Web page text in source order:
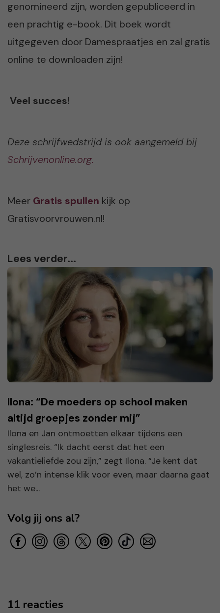
genomineerd zijn, worden gepubliceerd in
een prachtig e-book. Dit boek wordt
uitgegeven door Damespraatjes en zal gratis
online te downloaden zijn!
Veel succes!
Deze schrijfwedstrijd is ook aangemeld bij
Schrijvenonline.org.
Meer Gratis spullen kijk op
Gratisvoorvrouwen.nl!
Lees verder...
Ilona: “De moeders op school maken
altijd groepjes zonder mij”
Ilona en Jan ontmoetten elkaar tijdens een
singlesreis. “Ik dacht eerst dat het een
vakantieliefde zou zijn,” zegt Ilona. “Je kent dat
wel, zo’n intense klik voor even, maar daarna gaat
het we...
Volg jij ons al?
11 reacties